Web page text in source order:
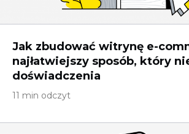
Jak zbudować witrynę e-
najłatwiejszy sposób, który
doświadczenia
11 min odczyt